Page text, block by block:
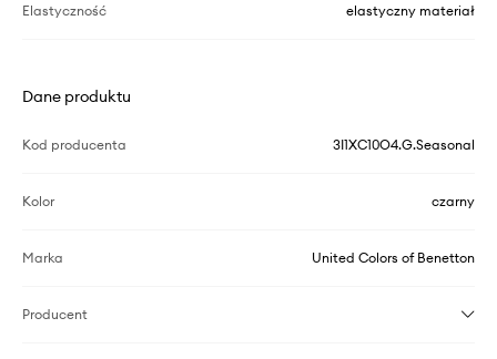
Elastyczność elastyczny materiał
Dane produktu
Kod producenta 3I1XC10O4.G.Seasonal
Kolor czarny
Marka United Colors of Benetton
Producent